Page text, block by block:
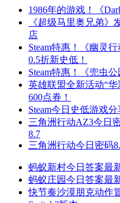
1986年的游戏！《
《超级马里奥兄弟》
店
Steam特惠！《幽灵
0.5折新史低！
Steam特惠！《兜虫
英雄联盟全新活动“
600点券！
Steam今日史低游戏
三角洲行动AZ3今日
8.7
三角洲行动今日密码
蚂蚁新村今日答案最
蚂蚁庄园今日答案最
快节奏沙漠朋克动作